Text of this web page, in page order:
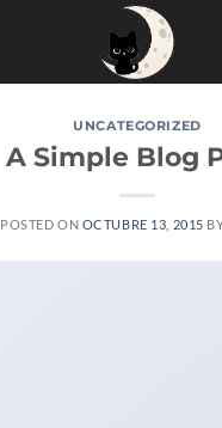
UNCATEGORIZED
A Simple Blog
POSTED ON OCTUBRE 13, 2015